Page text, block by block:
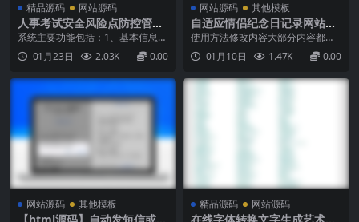
精品源码 网站源码
人事考试安全风险点防控管理
信息系统 考试系统源码
系统主要功能包括：1、基本信息，
考试过程中流程发布。包括工作流
程、工作内容、安全风险点、防范
息添加、编辑、流程发布、流程编
辑。3、考试查询，可以查询自己负
责考试的内容，查看/管理附件，导
01月23日 2.03K 0.00
网站源码 其他模板
自适应情侣纪念日记录网站源
码
使用方法修改内容大部分内容都在i
ndex.html里面进行修改“在一起”的
时间修改在./js/lovetime.js里，已进
js里，修改对应文字即可背景图都
01月10日 1.47K 0.00
网站源码 其他模板 精品源码 网站源码